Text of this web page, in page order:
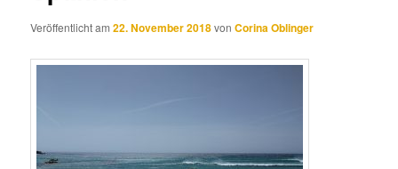
Veröffentlicht am22. November 2018vonCorina Oblinger